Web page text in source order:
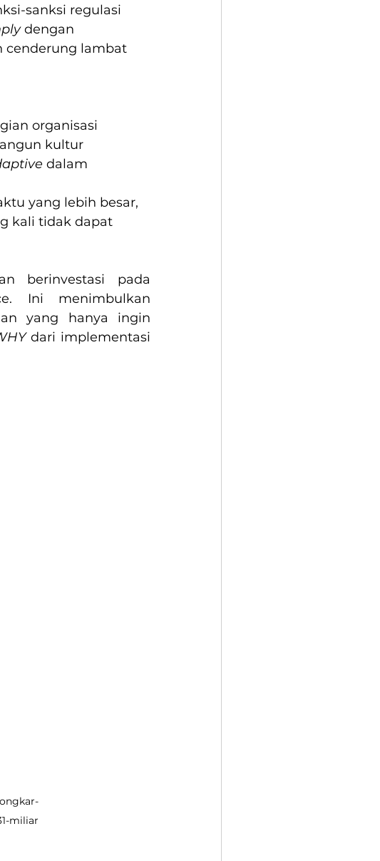
sanksi regulasi
dengan
cenderung lambat
organisasi
kultur
dalam
yang lebih besar,
kali tidak dapat
Ini menimbulkan
dari implementasi
miliar